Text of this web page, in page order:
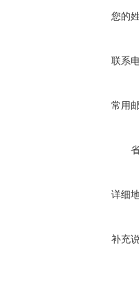
您的
联系
常用
详细
补充